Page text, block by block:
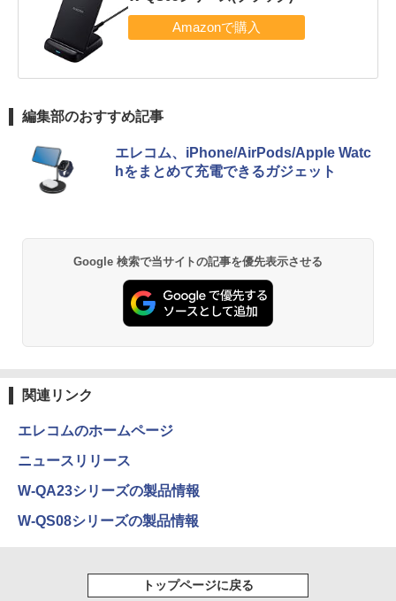
編集部のおすすめ記事
エレコム、iPhone/AirPods/Apple Watc
hをまとめて充電できるガジェット
Google 検索で当サイトの記事を優先表示させる
関連リンク
エレコムのホームページ
ニュースリリース
W-QA23シリーズの製品情報
W-QS08シリーズの製品情報
トップページに戻る